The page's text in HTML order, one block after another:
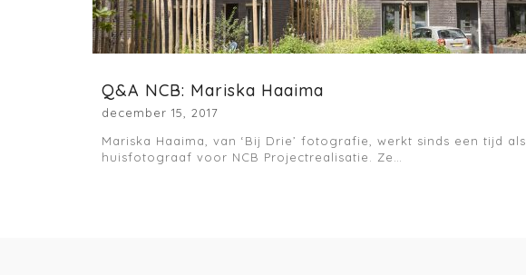
Q&A NCB: Mariska Haaima
december 15, 2017
Mariska Haaima, van ‘Bij Drie’ fotografie, werkt sinds een tijd als
huisfotograaf voor NCB Projectrealisatie. Ze…